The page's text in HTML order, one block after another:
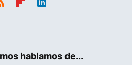
hablamos de...